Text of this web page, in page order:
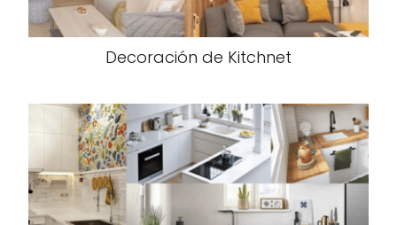
Decoración de Kitchnet